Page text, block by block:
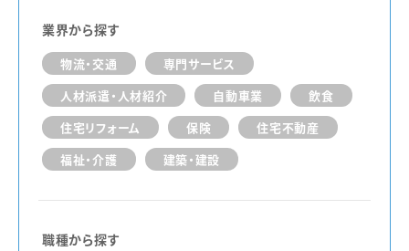
業界から探す
物流・交通
専門サービス
人材派遣・人材紹介
自動車業
飲食
住宅リフォーム
保険
住宅不動産
福祉・介護
建築・建設
職種から探す